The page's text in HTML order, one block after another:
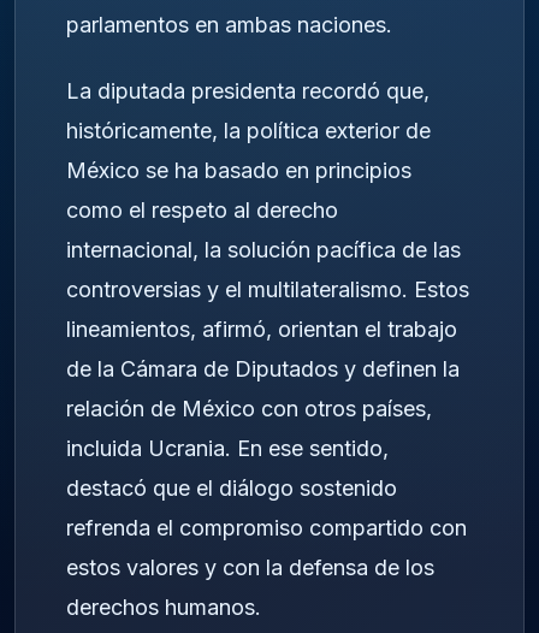
parlamentos en ambas naciones.
La diputada presidenta recordó que,
históricamente, la política exterior de
México se ha basado en principios
como el respeto al derecho
internacional, la solución pacífica de las
controversias y el multilateralismo. Estos
lineamientos, afirmó, orientan el trabajo
de la Cámara de Diputados y definen la
relación de México con otros países,
incluida Ucrania. En ese sentido,
destacó que el diálogo sostenido
refrenda el compromiso compartido con
estos valores y con la defensa de los
derechos humanos.